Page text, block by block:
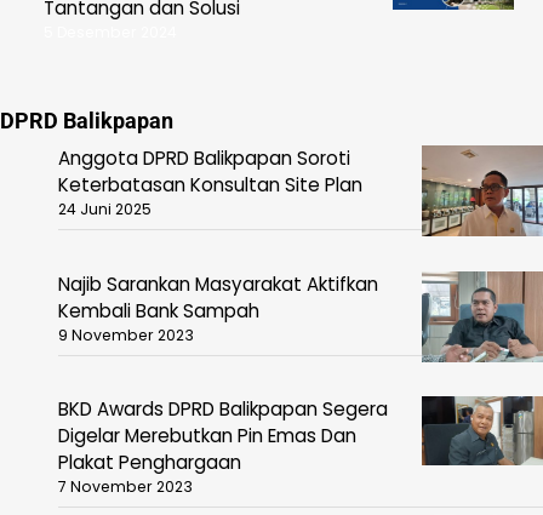
Tantangan dan Solusi
DPRD Balikpapan
Anggota DPRD Balikpapan Soroti
Keterbatasan Konsultan Site Plan
24 Juni 2025
Najib Sarankan Masyarakat Aktifkan
Kembali Bank Sampah
9 November 2023
BKD Awards DPRD Balikpapan Segera
Digelar Merebutkan Pin Emas Dan
Plakat Penghargaan
7 November 2023